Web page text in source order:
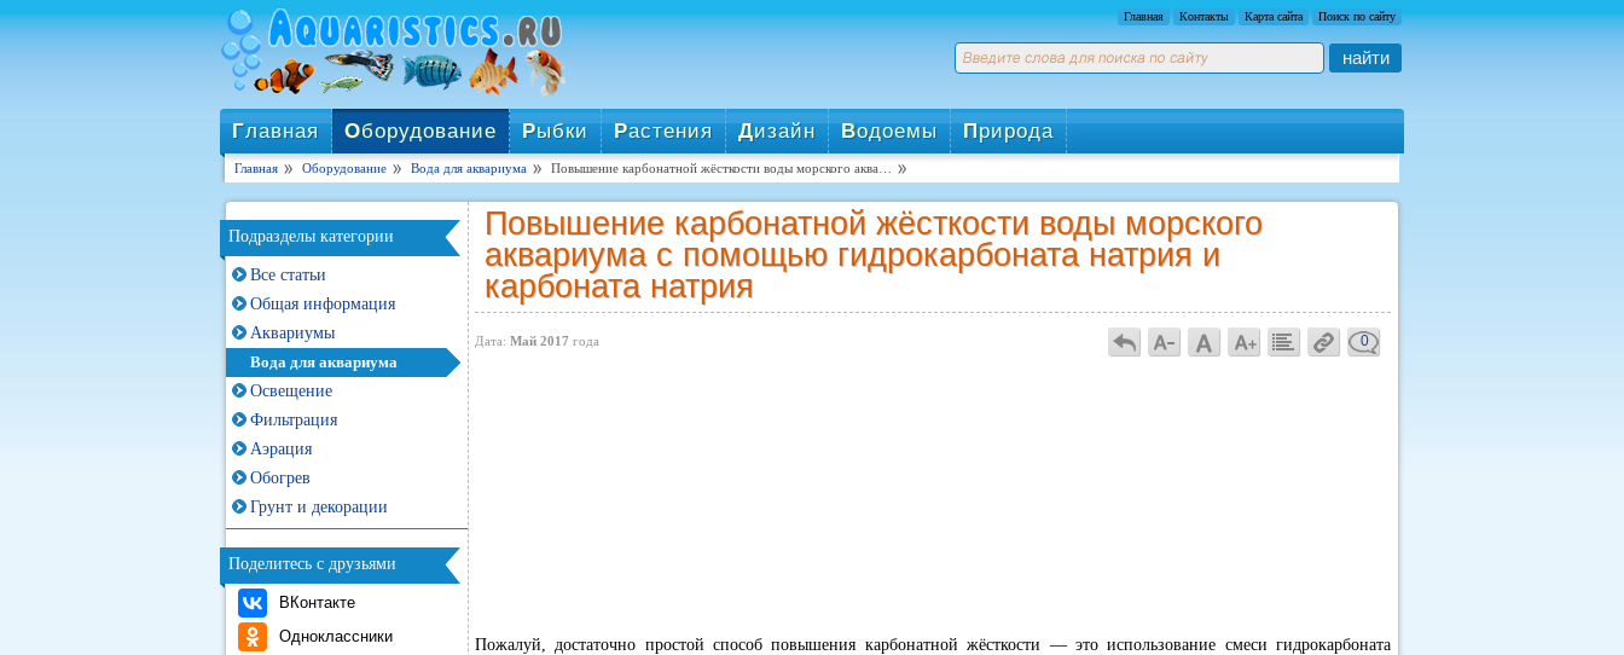
Главная Контакты Карта сайта Поиск по сайту
найти
Главная Оборудование Рыбки Растения Дизайн Водоемы Природа
Главная Оборудование Вода для аквариума Повышение карбонатной жёсткости воды морского аква…
Подразделы категории
Все статьи
Общая информация
Аквариумы
Вода для аквариума
Освещение
Фильтрация
Аэрация
Обогрев
Грунт и декорации
Поделитесь с друзьями
ВКонтакте
Одноклассники
Повышение карбонатной жёсткости воды морского
аквариума с помощью гидрокарбоната натрия и
карбоната натрия
Дата: Май 2017 года 0
Пожалуй, достаточно простой способ повышения карбонатной жёсткости — это использование смеси гидрокарбоната